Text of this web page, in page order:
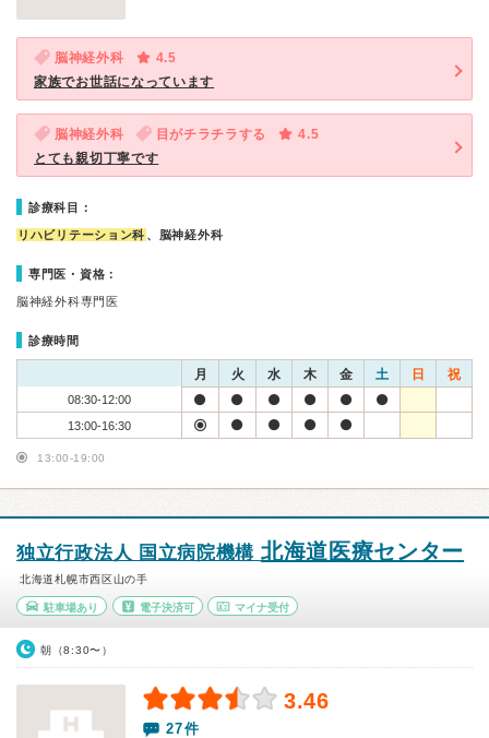
脳神経外科
4.5
家族でお世話になっています
脳神経外科 目がチラチラする
4.5
とても親切丁寧です
診療科目：
リハビリテーション科 、脳神経外科
専門医・資格：
脳神経外科専門医
診療時間
月 火 水 木 金 土 日 祝
08:30-12:00
13:00-16:30
13:00-19:00
独立行政法人 国立病院機構 北海道医療センター
北海道札幌市西区山の手
駐車場あり 電子決済可 マイナ受付
朝（8:30〜）
3.46
27件